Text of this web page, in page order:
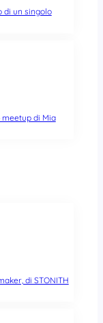
di un singolo
di Mia
di STONITH